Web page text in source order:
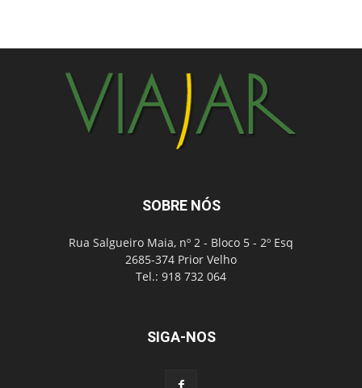
SOBRE NÓS
Rua Salgueiro Maia, nº 2 - Bloco 5 - 2º Esq
2685-374 Prior Velho
Tel.: 918 732 064
SIGA-NOS